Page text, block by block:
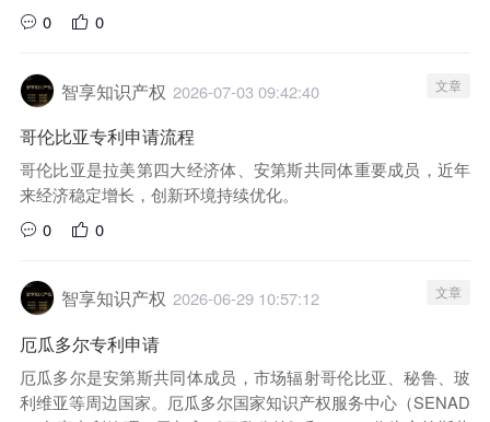
0
0
智享知识产权 2026-07-03 09:42:40 文章
哥伦比亚专利申请流程
哥伦比亚是拉美第四大经济体、安第斯共同体重要成员，近年
来经济稳定增长，创新环境持续优化。
0
0
智享知识产权 2026-06-29 10:57:12 文章
厄瓜多尔专利申请
厄瓜多尔是安第斯共同体成员，市场辐射哥伦比亚、秘鲁、玻
利维亚等周边国家。厄瓜多尔国家知识产权服务中心（SENAD